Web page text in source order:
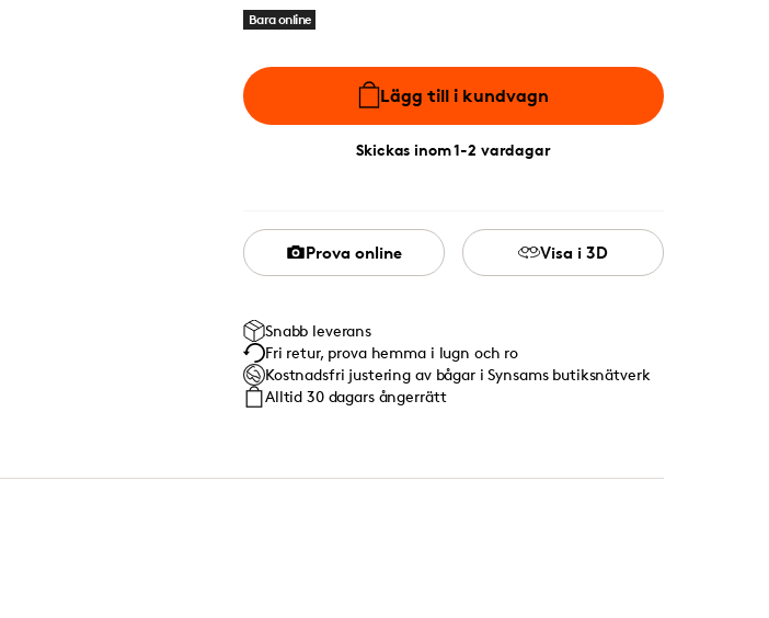
Bara online
Lägg till i kundvagn
Skickas inom 1-2 vardagar
Prova online Visa i 3D
Snabb leverans
Fri retur, prova hemma i lugn och ro
Kostnadsfri justering av bågar i Synsams butiksnätverk
Alltid 30 dagars ångerrätt